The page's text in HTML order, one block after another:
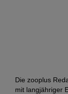
Die zooplus
mit langjähriger